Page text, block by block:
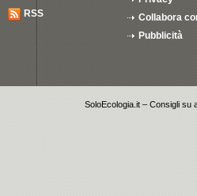
RSS
Collabora
Pubblicità
SoloEcologia.it – Consigli su